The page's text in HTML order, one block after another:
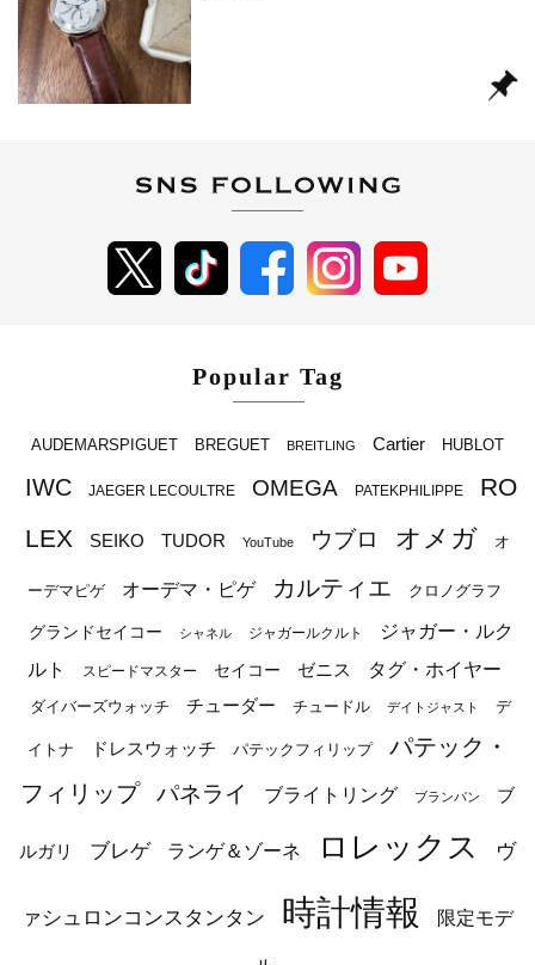
Popular Tag
AUDEMARSPIGUET BREGUET BREITLING Cartier HUBLOT
IWC JAEGER LECOULTRE OMEGA PATEKPHILIPPE
RO
LEX
SEIKO TUDOR YouTube ウブロ オメガ オ
ーデマピゲ オーデマ・ピゲ カルティエ クロノグラフ
グランドセイコー シャネル ジャガールクルト
ジャガー・ルク
ルト
スピードマスター セイコー ゼニス タグ・ホイヤー
ダイバーズウォッチ チューダー チュードル デイトジャスト デ
イトナ ドレスウォッチ パテックフィリップ
パテック・
フィリップ
パネライ ブライトリング ブランパン ブ
ルガリ ブレゲ ランゲ＆ゾーネ ロレックス ヴ
ァシュロンコンスタンタン 時計情報 限定モデ